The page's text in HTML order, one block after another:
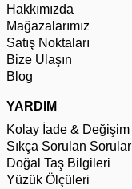
Hakkımızda
Mağazalarımız
Satış Noktaları
Bize Ulaşın
Blog
YARDIM
Kolay İade & Değişim
Sıkça Sorulan Sorular
Doğal Taş Bilgileri
Yüzük Ölçüleri